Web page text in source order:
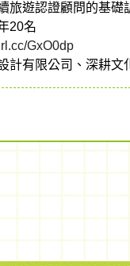
旅遊認證顧問的基礎
20名
GxO0dp
計有限公司、深耕文